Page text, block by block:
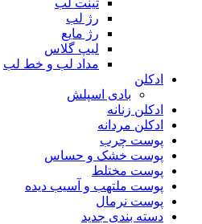
تینت لب
رژ لب
رژ مایع
لیپ گلاس
مداد لب و خط لب
ادکلن
بادی اسپلش
ادکلن زنانه
ادکلن مردانه
پوست چرب
پوست خشک و حساس
پوست مختلط
پوست ملتهب و آسیب دیده
پوست نرمال
دسته بندی جدید